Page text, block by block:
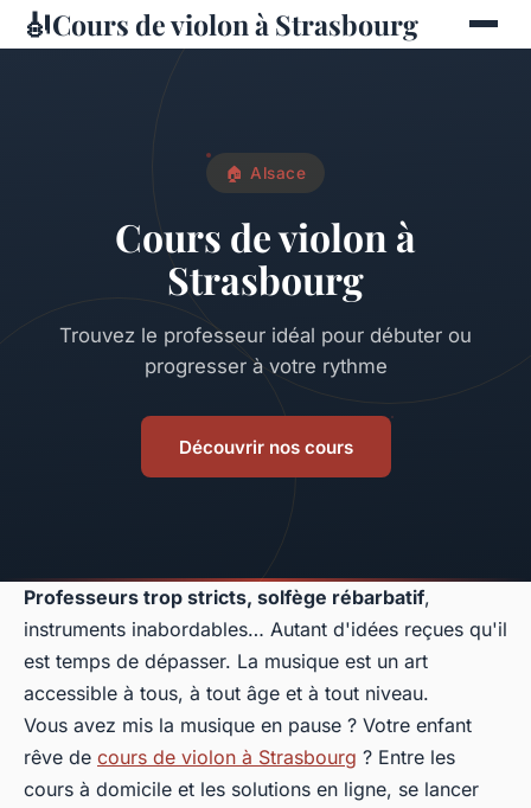
🎻Cours de violon à Strasbourg
🏠 Alsace
Cours de violon à
Strasbourg
Trouvez le professeur idéal pour débuter ou
progresser à votre rythme
Découvrir nos cours
Professeurs trop stricts, solfège rébarbatif,
instruments inabordables… Autant d'idées reçues qu'il
est temps de dépasser. La musique est un art
accessible à tous, à tout âge et à tout niveau.
Vous avez mis la musique en pause ? Votre enfant
rêve de cours de violon à Strasbourg ? Entre les
cours à domicile et les solutions en ligne, se lancer